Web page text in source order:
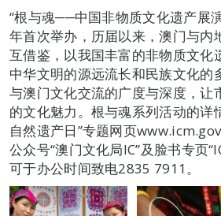
“根与魂──中国非物质文化遗产展
年首次举办，历届以来，澳门与内
互借鉴，以我国丰富的非物质文化
中华文明的源远流长和民族文化的
与澳门文化交流的广度与深度，让
的文化魅力。根与魂系列活动的详
自然遗产日”专题网页
公众号“澳门文化局IC”及脸书专页
可于办公时间致电2835 7911。